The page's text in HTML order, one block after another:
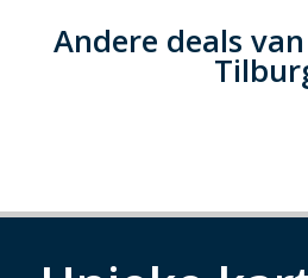
Andere deals